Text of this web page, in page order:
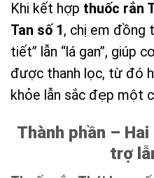
Khi kết hợp thuốc rắn
Tan số 1 , chị em đồng
tiết” lẫn “lá gan”, giúp
được thanh lọc, từ đó
khỏe lẫn sắc đẹp một
Thành phần –
trợ